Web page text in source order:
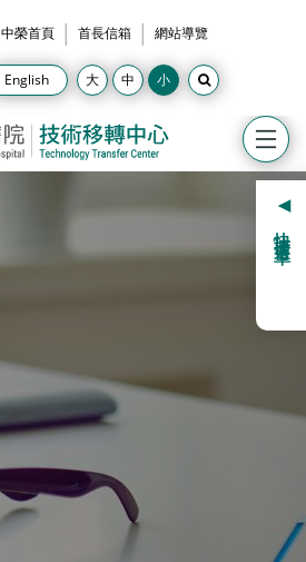
中榮首頁 首長信箱 網站導覽
English
快捷選單